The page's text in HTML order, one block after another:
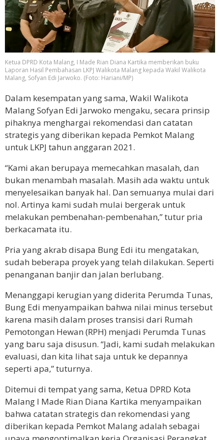
Ketua DPRD Kota Malang, I Made Rian Diana Kartika memberikan buku
Laporan Hasil Pembahasan LKPJ Walikota Malang kepada Wakil Walikota
Malang, Sofyan Edi Jarwoko. (Foto: Hariani/MP)
Dalam kesempatan yang sama, Wakil Walikota
Malang Sofyan Edi Jarwoko mengaku, secara prinsip
pihaknya menghargai rekomendasi dan catatan
strategis yang diberikan kepada Pemkot Malang
untuk LKPJ tahun anggaran 2021.
“Kami akan berupaya memecahkan masalah, dan
bukan menambah masalah. Masih ada waktu untuk
menyelesaikan banyak hal. Dan semuanya mulai dari
nol. Artinya kami sudah mulai bergerak untuk
melakukan pembenahan-pembenahan,” tutur pria
berkacamata itu.
Pria yang akrab disapa Bung Edi itu mengatakan,
sudah beberapa proyek yang telah dilakukan. Seperti
penanganan banjir dan jalan berlubang.
Menanggapi kerugian yang diderita Perumda Tunas,
Bung Edi menyampaikan bahwa nilai minus tersebut
karena masih dalam proses transisi dari Rumah
Pemotongan Hewan (RPH) menjadi Perumda Tunas
yang baru saja disusun. “Jadi, kami sudah melakukan
evaluasi, dan kita lihat saja untuk ke depannya
seperti apa,” tuturnya.
Ditemui di tempat yang sama, Ketua DPRD Kota
Malang I Made Rian Diana Kartika menyampaikan
bahwa catatan strategis dan rekomendasi yang
diberikan kepada Pemkot Malang adalah sebagai